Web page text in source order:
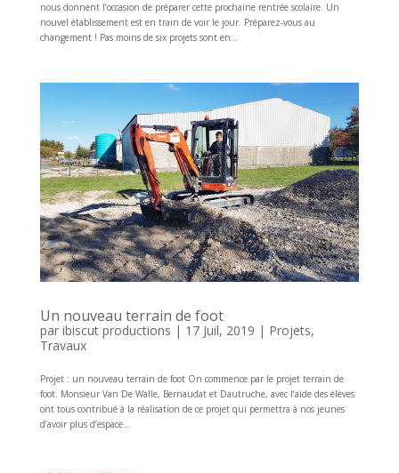
nous donnent l’occasion de préparer cette prochaine rentrée scolaire. Un
nouvel établissement est en train de voir le jour. Préparez-vous au
changement ! Pas moins de six projets sont en...
Un nouveau terrain de foot
par ibiscut productions | 17 Juil, 2019 | Projets,
Travaux
Projet : un nouveau terrain de foot On commence par le projet terrain de
foot. Monsieur Van De Walle, Bernaudat et Dautruche, avec l’aide des élèves
ont tous contribué à la réalisation de ce projet qui permettra à nos jeunes
d’avoir plus d’espace...